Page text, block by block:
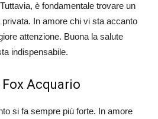
è fondamentale trovare un
In amore chi vi sta accanto
attenzione. Buona la salute
indispensabile.
Acquario
si fa sempre più forte. In amore